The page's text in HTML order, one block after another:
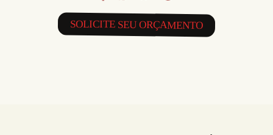
SOLICITE SEU ORÇAMENTO